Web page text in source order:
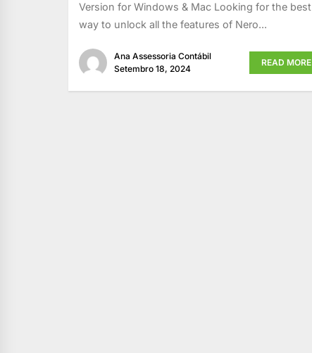
Version for Windows & Mac Looking for the best
way to unlock all the features of Nero...
Ana Assessoria Contábil
Setembro 18, 2024
READ MORE